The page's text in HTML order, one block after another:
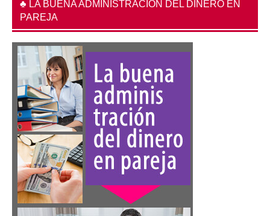
♣ LA BUENA ADMINISTRACIÓN DEL DINERO EN
PAREJA